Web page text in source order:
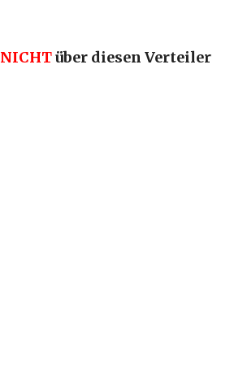
NICHTüber diesen Verteiler